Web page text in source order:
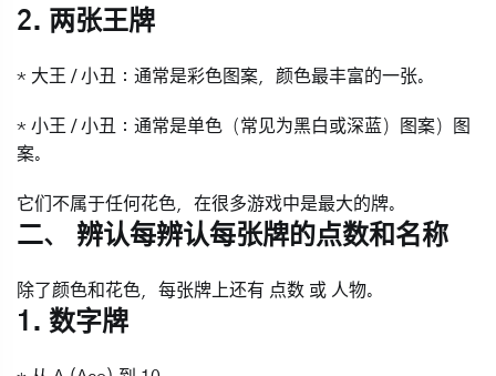
2. 两张王牌
* 大王 / 小丑 ：通常是彩色图案，颜色最丰富的一张。
* 小王 / 小丑
：通常是单色（常见为黑白或深蓝）图案）图
案。
它们不属于任何花色，在很多游戏中是最大的牌。
二、 辨认每辨认每张牌的点数和名称
除了颜色和花色，每张牌上还有 点数 或 人物。
1. 数字牌